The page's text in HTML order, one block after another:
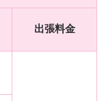
出張料金